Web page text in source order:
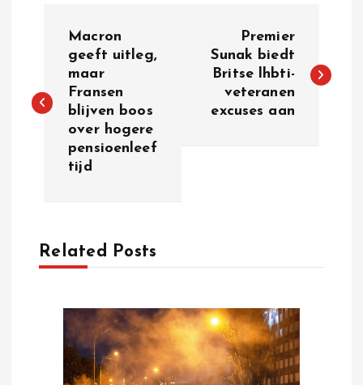
s
v
Macron
geeft uitleg,
maar
Fransen
blijven boos
over hogere
pensioenleef
tijd
Premier
Sunak biedt
Britse lhbti-
veteranen
excuses aan
Related Posts